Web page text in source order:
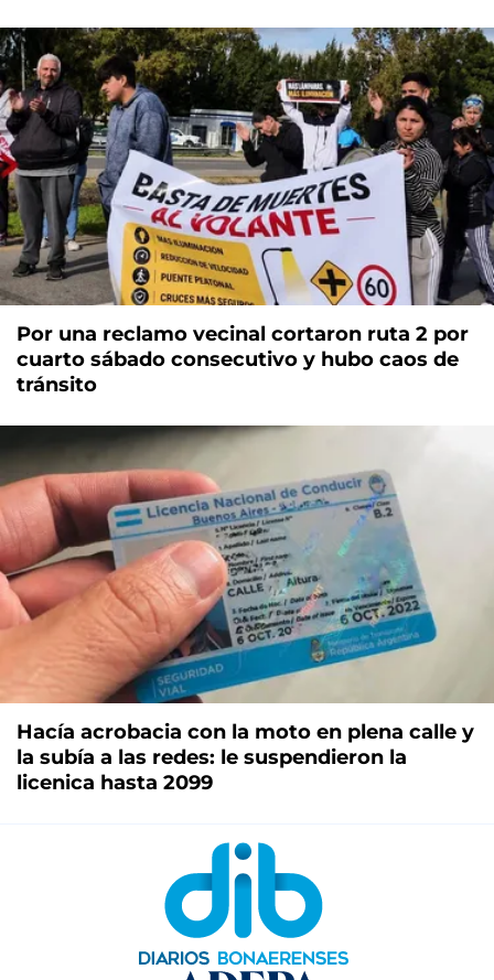
Por una reclamo vecinal cortaron ruta 2 por
cuarto sábado consecutivo y hubo caos de
tránsito
Hacía acrobacia con la moto en plena calle y
la subía a las redes: le suspendieron la
licenica hasta 2099